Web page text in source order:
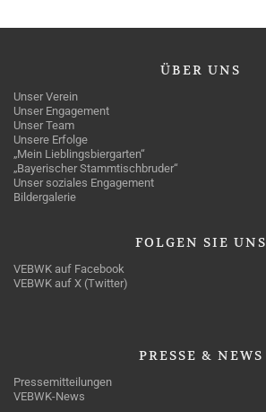
ÜBER UNS
Unser Verein
Unser Engagement
Unser Team
Unsere Erfolge
„Mein Lieblingsbiergarten“
„Bayerischer Stammtischbruder“
Unser soziales Engagement
Bildergalerie
FOLGEN SIE UNS
VEBWK auf Facebook
VEBWK auf X (Twitter)
PRESSE & NEWS
Pressemitteilungen
VEBWK-News